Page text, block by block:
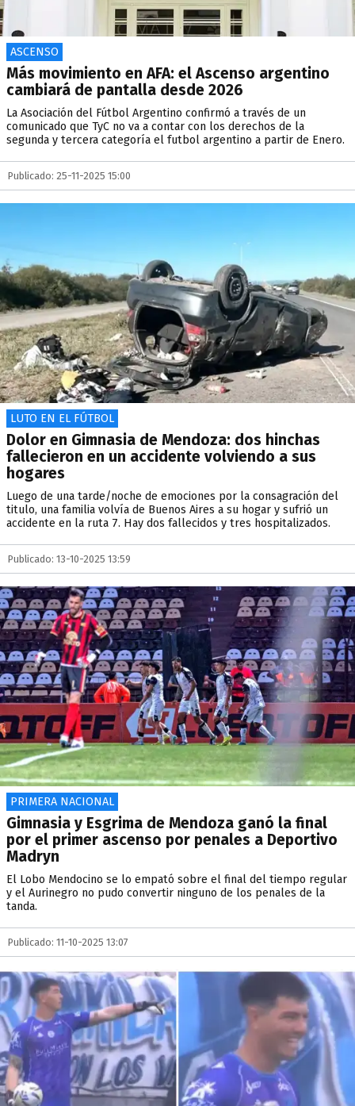
ASCENSO
Más movimiento en AFA: el Ascenso argentino
cambiará de pantalla desde 2026
La Asociación del Fútbol Argentino confirmó a través de un
comunicado que TyC no va a contar con los derechos de la
segunda y tercera categoría el futbol argentino a partir de Enero.
Publicado: 25-11-2025 15:00
LUTO EN EL FÚTBOL
Dolor en Gimnasia de Mendoza: dos hinchas
fallecieron en un accidente volviendo a sus
hogares
Luego de una tarde/noche de emociones por la consagración del
titulo, una familia volvía de Buenos Aires a su hogar y sufrió un
accidente en la ruta 7. Hay dos fallecidos y tres hospitalizados.
Publicado: 13-10-2025 13:59
PRIMERA NACIONAL
Gimnasia y Esgrima de Mendoza ganó la final
por el primer ascenso por penales a Deportivo
Madryn
El Lobo Mendocino se lo empató sobre el final del tiempo regular
y el Aurinegro no pudo convertir ninguno de los penales de la
tanda.
Publicado: 11-10-2025 13:07